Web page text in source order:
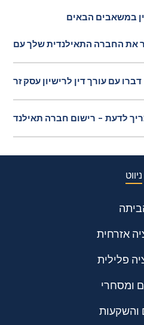
דברו עם עורך דין לרישיון עסק זר
לדעת - רישום חברה תאילנד
ניווט
אזרחית
פלילית
ומסחרי
והשקעות